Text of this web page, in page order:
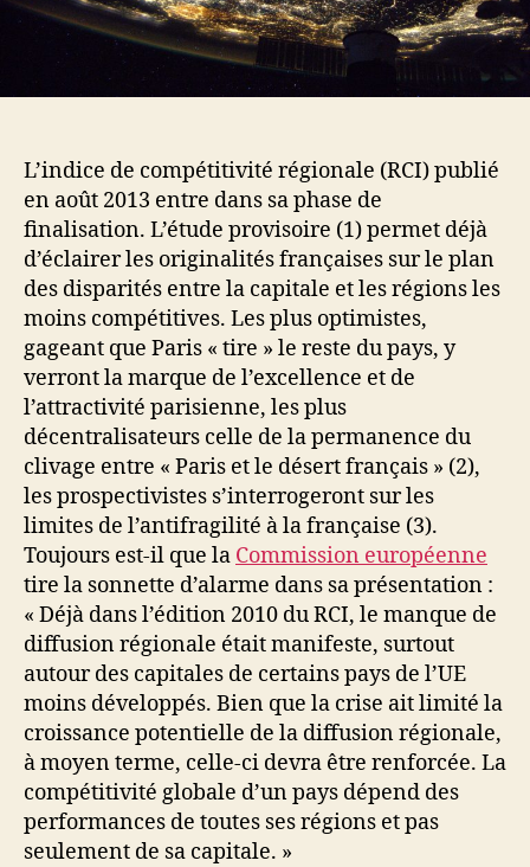
L’indice de compétitivité régionale (RCI) publié
en août 2013 entre dans sa phase de
finalisation. L’étude provisoire (1) permet déjà
d’éclairer les originalités françaises sur le plan
des disparités entre la capitale et les régions les
moins compétitives. Les plus optimistes,
gageant que Paris « tire » le reste du pays, y
verront la marque de l’excellence et de
l’attractivité parisienne, les plus
décentralisateurs celle de la permanence du
clivage entre « Paris et le désert français » (2),
les prospectivistes s’interrogeront sur les
limites de l’antifragilité à la française (3).
Toujours est-il que la Commission européenne
tire la sonnette d’alarme dans sa présentation :
« Déjà dans l’édition 2010 du RCI, le manque de
diffusion régionale était manifeste, surtout
autour des capitales de certains pays de l’UE
moins développés. Bien que la crise ait limité la
croissance potentielle de la diffusion régionale,
à moyen terme, celle-ci devra être renforcée. La
compétitivité globale d’un pays dépend des
performances de toutes ses régions et pas
seulement de sa capitale. »